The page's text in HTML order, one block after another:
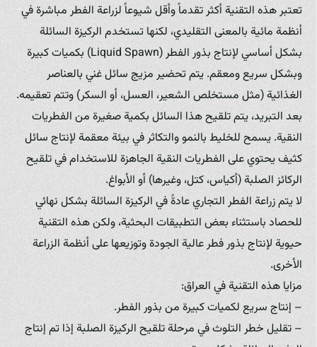
تعتبر هذه التقنية أكثر تقدماً وأقل شيوعاً لزراعة الفطر مباشرة في
أنظمة مائية بالمعنى التقليدي، لكنها تستخدم الركيزة السائلة
بشكل أساسي لإنتاج بذور الفطر (Liquid Spawn) بكميات كبيرة
وبشكل سريع ومعقم. يتم تحضير مزيج سائل غني بالعناصر
الغذائية (مثل مستخلص الشعير، العسل، أو السكر) وتتم تعقيمه.
بعد التبريد، يتم تلقيح هذا السائل بكمية صغيرة من الفطريات
النقية. يسمح للخليط بالنمو والتكاثر في بيئة معقمة لإنتاج سائل
كثيف يحتوي على الفطريات النقية الجاهزة للاستخدام في تلقيح
الركائز الصلبة (أكياس، كتل، وغيرها) أو الأبواغ.
لا يتم زراعة الفطر التجاري عادةً في الركيزة السائلة بشكل نهائي
للحصاد باستثناء بعض التطبيقات البحثية، ولكن هذه التقنية
حيوية لإنتاج بذور فطر عالية الجودة وتوزيعها على أنظمة الزراعة
الأخرى.
مزايا هذه التقنية في العراق:
– إنتاج سريع لكميات كبيرة من بذور الفطر.
– تقليل خطر التلوث في مرحلة تلقيح الركيزة الصلبة إذا تم إنتاج